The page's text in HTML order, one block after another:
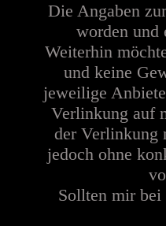
Die Angaben
worden und
Weiterhin
und keine
jeweilige
Verlinkung auf
der Verlinkung
jedoch ohne
Sollten mir bei